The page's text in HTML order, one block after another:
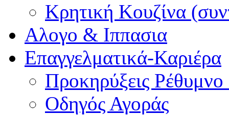
Κρητική Κουζίνα
Αλογο & Ιππασια
Επαγγελματικά-Καριέρα
Προκηρύξεις
Οδηγός Αγοράς